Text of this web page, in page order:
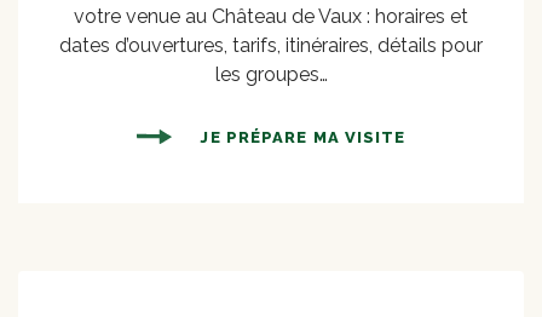
votre venue au Château de Vaux : horaires et
dates d’ouvertures, tarifs, itinéraires, détails pour
les groupes…
JE PRÉPARE MA VISITE